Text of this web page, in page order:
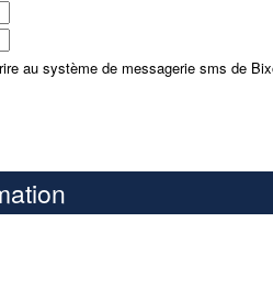
au système de messagerie sms de